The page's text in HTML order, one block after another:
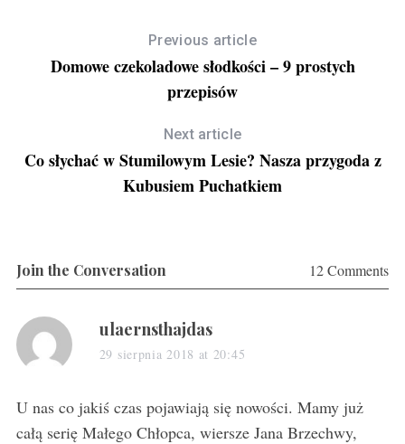
Previous article
Domowe czekoladowe słodkości – 9 prostych
przepisów
Next article
Co słychać w Stumilowym Lesie? Nasza przygoda z
Kubusiem Puchatkiem
Join the Conversation 12 Comments
s
a
s
:
ulaernsthajdas
29 sierpnia 2018 at 20:45
U nas co jakiś czas pojawiają się nowości. Mamy już
całą serię Małego Chłopca, wiersze Jana Brzechwy,